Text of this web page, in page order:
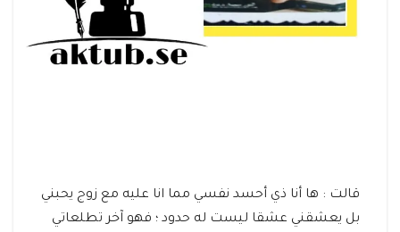
قالت : ها أنا ذي أحسد نفسي مما انا عليه مع زوج يحبني
بل يعشقني عشقا ليست له حدود ؛ فهو آخر تطلعاتي